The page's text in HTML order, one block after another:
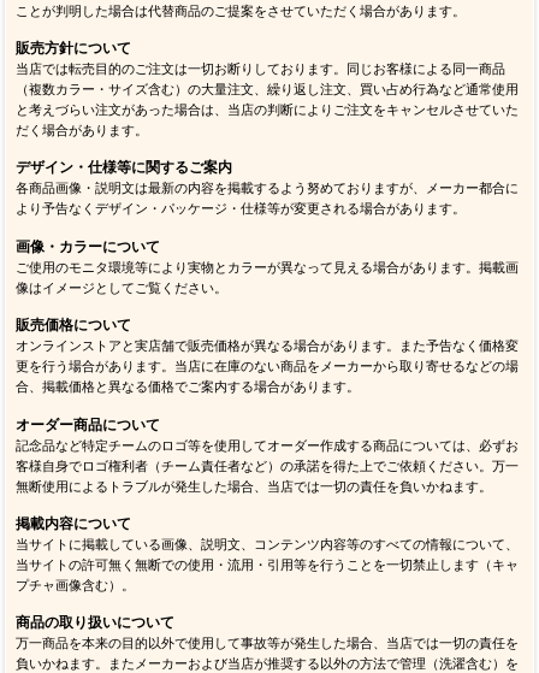
ことが判明した場合は代替商品のご提案をさせていただく場合があります。
販売方針について
当店では転売目的のご注文は一切お断りしております。同じお客様による同一商品
（複数カラー・サイズ含む）の大量注文、繰り返し注文、買い占め行為など通常使用
と考えづらい注文があった場合は、当店の判断によりご注文をキャンセルさせていた
だく場合があります。
デザイン・仕様等に関するご案内
各商品画像・説明文は最新の内容を掲載するよう努めておりますが、メーカー都合に
より予告なくデザイン・パッケージ・仕様等が変更される場合があります。
画像・カラーについて
ご使用のモニタ環境等により実物とカラーが異なって見える場合があります。掲載画
像はイメージとしてご覧ください。
販売価格について
オンラインストアと実店舗で販売価格が異なる場合があります。また予告なく価格変
更を行う場合があります。当店に在庫のない商品をメーカーから取り寄せるなどの場
合、掲載価格と異なる価格でご案内する場合があります。
オーダー商品について
記念品など特定チームのロゴ等を使用してオーダー作成する商品については、必ずお
客様自身でロゴ権利者（チーム責任者など）の承諾を得た上でご依頼ください。万一
無断使用によるトラブルが発生した場合、当店では一切の責任を負いかねます。
掲載内容について
当サイトに掲載している画像、説明文、コンテンツ内容等のすべての情報について、
当サイトの許可無く無断での使用・流用・引用等を行うことを一切禁止します（キャ
プチャ画像含む）。
商品の取り扱いについて
万一商品を本来の目的以外で使用して事故等が発生した場合、当店では一切の責任を
負いかねます。またメーカーおよび当店が推奨する以外の方法で管理（洗濯含む）を